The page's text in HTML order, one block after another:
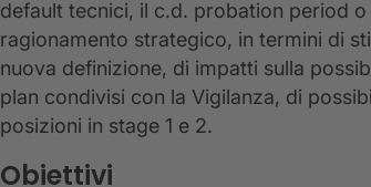
default tecnici, il c.d. probation period
ragionamento strategico, in termini di
nuova definizione, di impatti sulla
plan condivisi con la Vigilanza, di
posizioni in stage 1 e 2.
Obiettivi